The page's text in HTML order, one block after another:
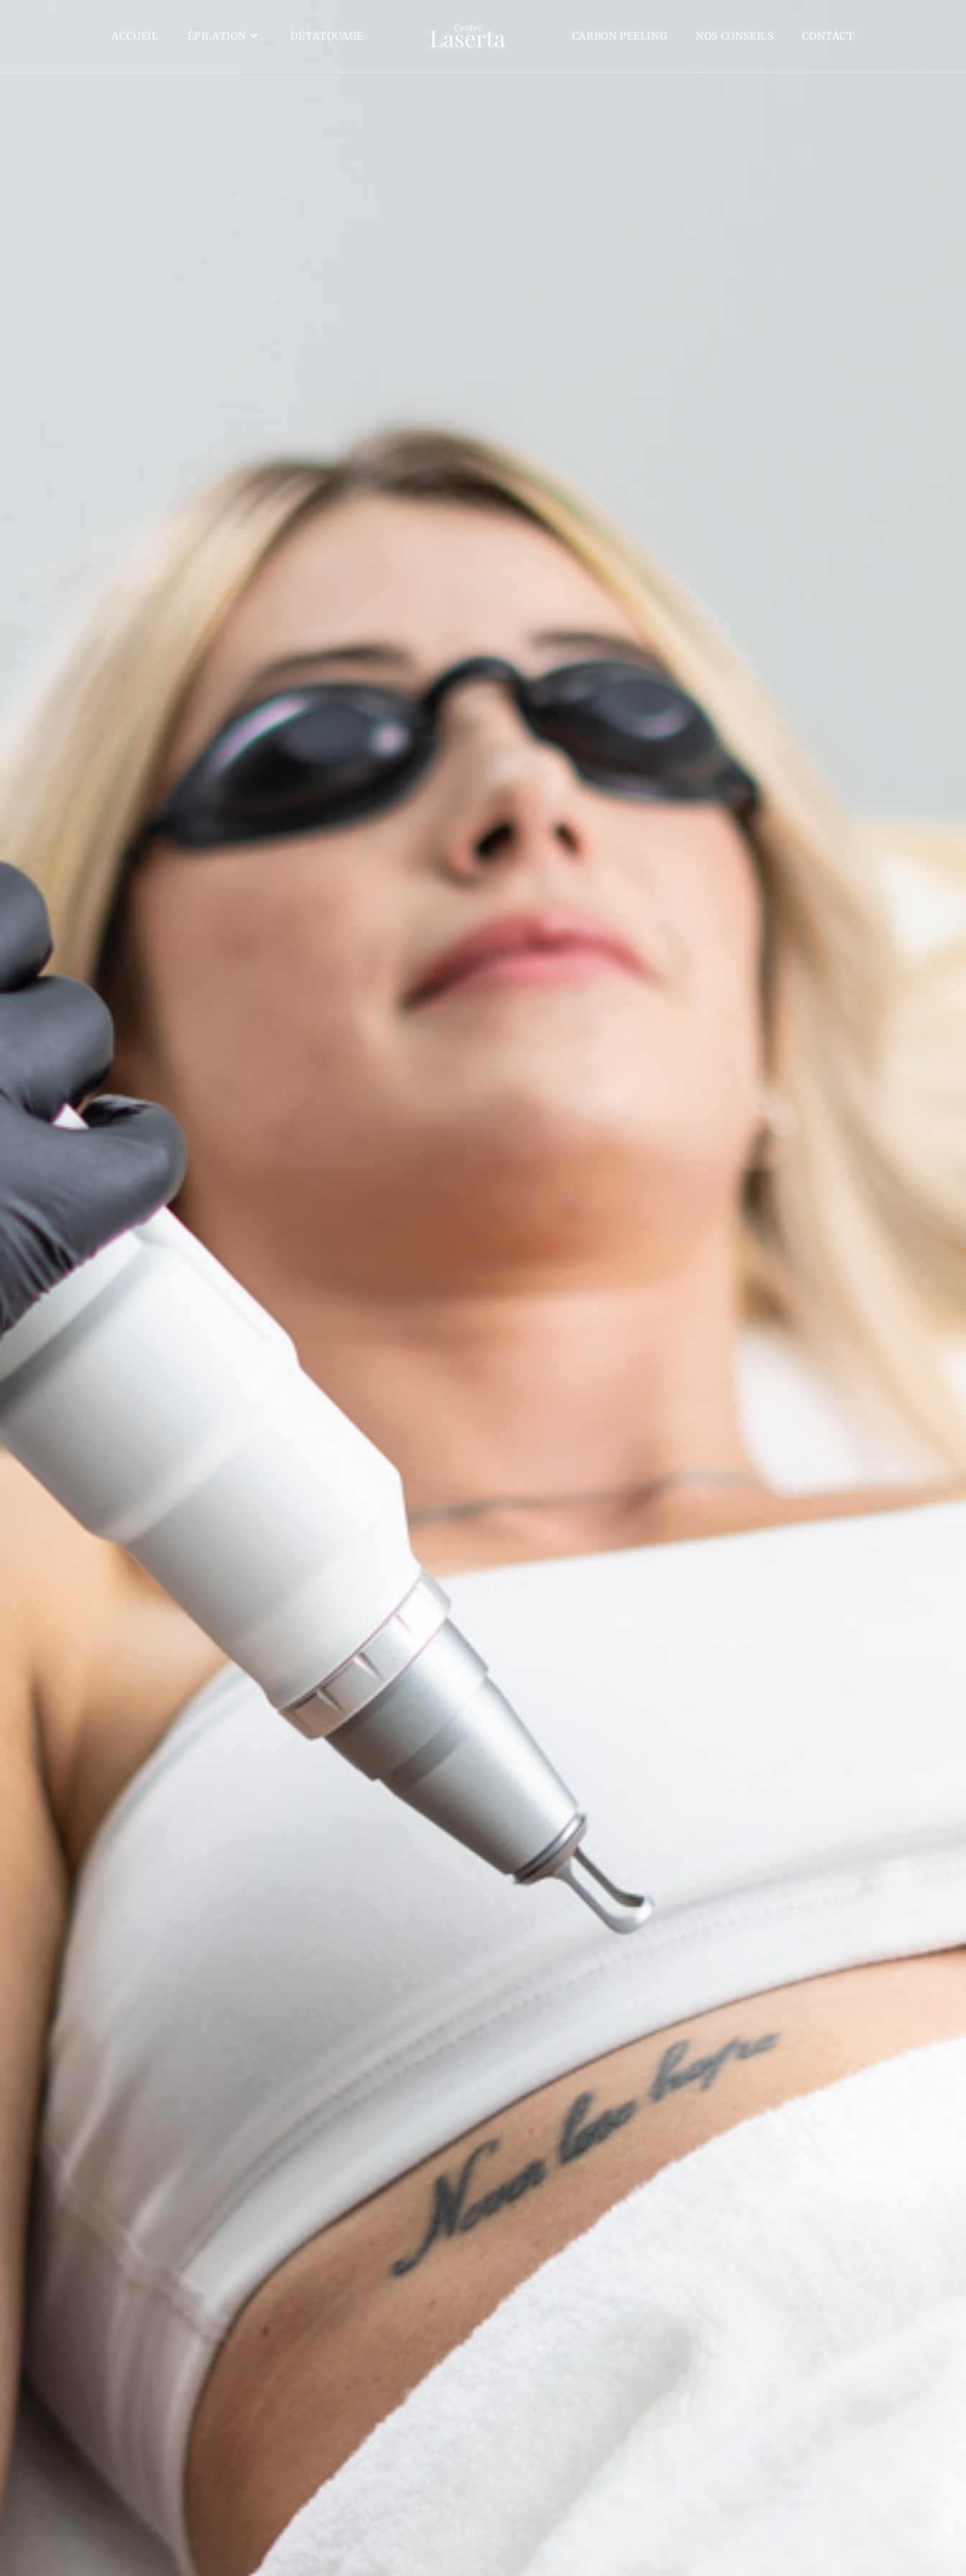
ACCUEIL ÉPILATION DÉTATOUAGE CARBON PEELING NOS CONSEILS CONTACT